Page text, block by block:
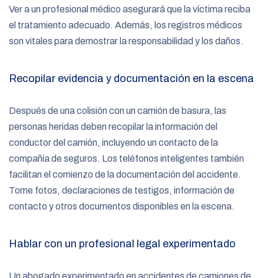
Ver a un profesional médico asegurará que la víctima reciba
el tratamiento adecuado. Además, los registros médicos
son vitales para demostrar la responsabilidad y los daños.
Recopilar evidencia y documentación en la escena
Después de una colisión con un camión de basura, las
personas heridas deben recopilar la información del
conductor del camión, incluyendo un contacto de la
compañía de seguros. Los teléfonos inteligentes también
facilitan el comienzo de la documentación del accidente.
Tome fotos, declaraciones de testigos, información de
contacto y otros documentos disponibles en la escena.
Hablar con un profesional legal experimentado
Un abogado experimentado en accidentes de camiones de